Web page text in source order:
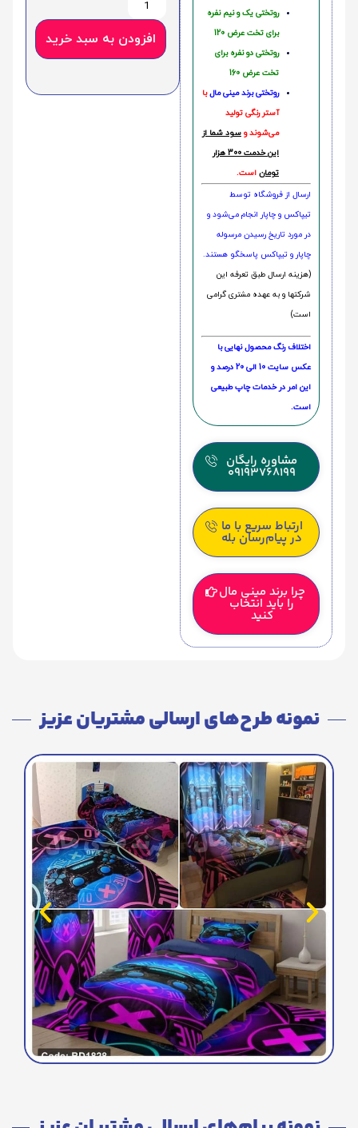
روتختی یک و نیم نفره
برای تخت عرض 120
روتختی دو نفره برای
تخت عرض 160
روتختی‌ برند مینی مالبا
آستر رنگی تولید
می‌شوند و سود شما از
این خدمت 300 هزار
تومان است.
ارسال از فروشگاه توسط
تیپاکس و چاپار انجام می‌شود و
در مورد تاریخ رسیدن مرسوله
چاپار و تیپاکس پاسخگو هستند.
(هزینه ارسال طبق تعرفه این
شرکتها و به عهده مشتری گرامی
است)
اختلاف رنگ محصول نهایی با
عکس سایت 10 الی 20 درصد و
این امر در خدمات چاپ طبیعی
است.
مشاوره رایگان
09193768199
ارتباط سریع با ما
در پیام‌رسان بله
چرا برند مینی مال
را باید انتخاب
کنید
افزودن به سبد خرید
نمونه طرح‌های ارسالی مشتریان عزیز